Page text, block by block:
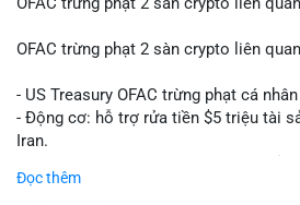
OFAC trừng phạt 2 sàn crypto liên
- US Treasury OFAC trừng phạt cá
- Động cơ: hỗ trợ rửa tiền $5 triệu tài
Iran.
- Tác động: rủi ro cho thị trường crypto,
Đọc thêm